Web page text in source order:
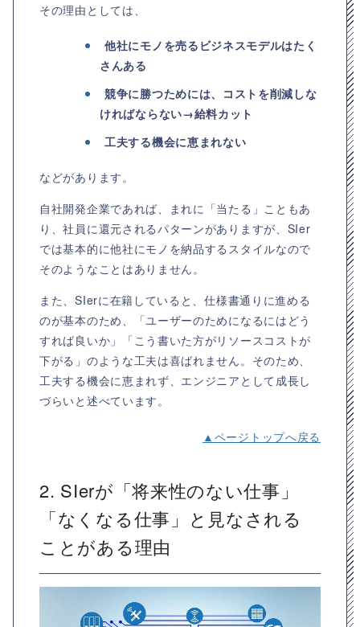
その理由としては、
他社にモノを売るビジネスモデルはたく
さんある
競争に勝つためには、コストを削減しな
ければならない→給料カット
工夫する機会に恵まれない
などがあります。
自社開発企業であれば、まれに「当たる」こともあ
り、社員に還元されるパターンがありますが、SIer
では基本的に他社にモノを納品するスタイルなので
そのようなことはありません。
また、SIerに在籍していると、仕様書通りに進める
のが基本のため、「ユーザーのためになるにはどう
すれば良いか」「こう書いた方がリソースコストが
下がる」のような工夫は喜ばれません。そのため、
工夫する機会に恵まれず、エンジニアとして成長し
づらいと述べています。
▲ページトップへ戻る
2. SIerが「将来性のない仕事」
「なくなる仕事」と見なされる
ことがある理由